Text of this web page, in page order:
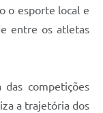
o esporte local e
entre os atletas
das competições
a trajetória dos